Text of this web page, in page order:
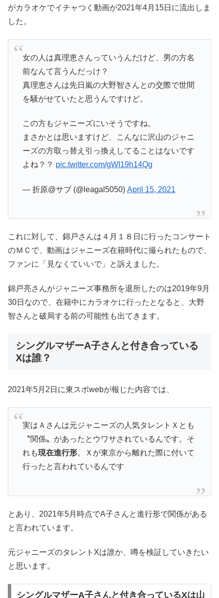
がカラオケでイチャつく動画が2021年4月15日に流出しま
した。
女の人は真理恵さんっていうんだけど、男の方名
前なんて言うんだっけ？
真理恵さんは先日嵐の大野智さんとの交際で世間
を騒がせていたと思うんですけど。
この方もジャニーズにいそうですね。
まさかとは思いますけど、こんなに沢山のジャニ
ーズの方取っ替え引っ換えしてることはないです
よね？？ pic.twitter.com/gWI19h14Qg
— 折原@サブ (@leagal5050) April 15, 2021
これに対して、錦戸さんは４月１８日に行ったコンサート
のＭＣで、動画はジャニーズ在籍時代に撮られたもので、
ファンに「見なくていいで」と訴えました。
錦戸亮さんがジャニーズ事務所を退所したのは2019年9月
30日なので、在籍中にカラオケに行ったとなると、大野
智さんと破局する前の可能性も出てきます。
シングルマザーA子さんと付き合っている
Xは誰？
2021年5月2日に東スポwebが報じた内容では、
実はＡさんは元ジャニーズの人気タレントＸとも
〝関係〟があったとウワサされているんです。そ
れも現在進行形。Ｘが東京から離れた際に付いて
行ったと言われているんです
とあり、2021年5月時点でA子さんと進行形で関係がある
と言われています。
元ジャニーズのタレントXは誰か、噂を検証していきたい
と思います。
シングルマザーA子さんと付き合っているXは山